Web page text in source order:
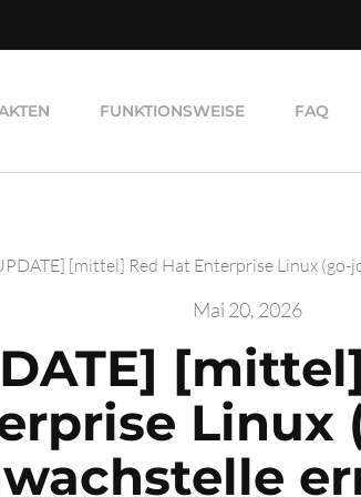
FUNKTIONSWEISE FAQ
[mittel] Red Hat Enterprise Linux (go-
Mai 20, 2026
Linux